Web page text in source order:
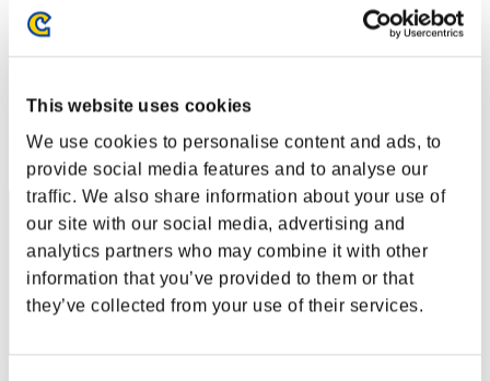
This website uses cookies
We use cookies to personalise content and ads, to
provide social media features and to analyse our
traffic. We also share information about your use of
our site with our social media, advertising and
analytics partners who may combine it with other
information that you’ve provided to them or that
they’ve collected from your use of their services.
(Los rankings se actualizan cada 6 horas.)
Rankings
Posición
1